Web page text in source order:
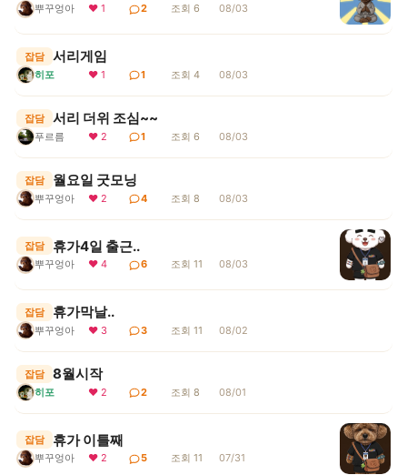
뿌꾸엉아 ❤ 1 2 조회 6 08/03
잡담 서리게임
히포 ❤ 1 1 조회 4 08/03
잡담 서리 더위 조심~~
푸르름 ❤ 2 1 조회 6 08/03
잡담 월요일 굿모닝
뿌꾸엉아 ❤ 2 4 조회 8 08/03
잡담 휴가4일 출근..
뿌꾸엉아 ❤ 4 6 조회 11 08/03
잡담 휴가막날..
뿌꾸엉아 ❤ 3 3 조회 11 08/02
잡담 8월시작
히포 ❤ 2 2 조회 8 08/01
잡담 휴가 이틀째
뿌꾸엉아 ❤ 2 5 조회 11 07/31